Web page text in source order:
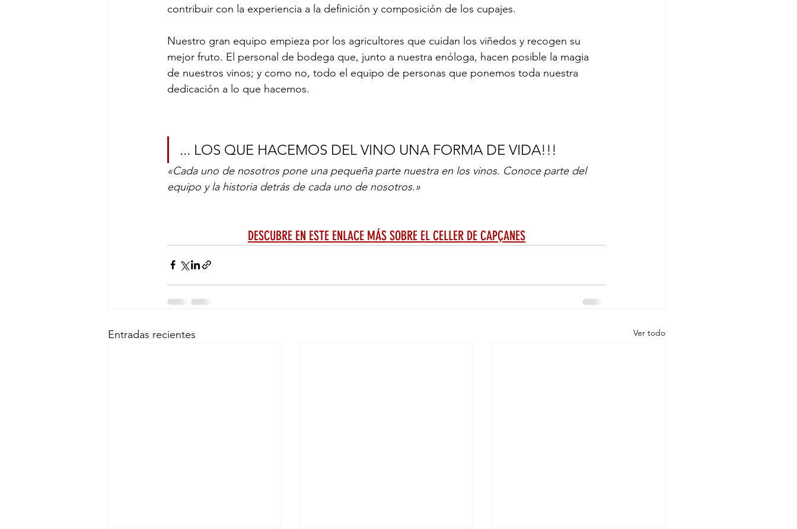
contribuir con la experiencia a la definición y composición de los cupajes.
Nuestro gran equipo empieza por los agricultores que cuidan los viñedos y recogen su
mejor fruto. El personal de bodega que, junto a nuestra enóloga, hacen posible la magia
de nuestros vinos; y como no, todo el equipo de personas que ponemos toda nuestra
dedicación a lo que hacemos.
... LOS QUE HACEMOS DEL VINO UNA FORMA DE VIDA!!!
«Cada uno de nosotros pone una pequeña parte nuestra en los vinos. Conoce parte del
equipo y la historia detrás de cada uno de nosotros.»
DESCUBRE EN ESTE ENLACE MÁS SOBRE EL CELLER DE CAPÇANES
Entradas recientes Ver todo